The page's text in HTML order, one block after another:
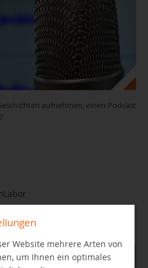
aufnehmen, einen Podcast
Website mehrere Arten von
um Ihnen ein optimales